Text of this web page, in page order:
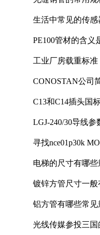
生活中常见的传
PE100管材的含义
工业厂房载重标
CONOSTAN公司
C13和C14插头国
LGJ-240/30导线
寻找nce01p30k
电梯的尺寸有哪些
镀锌方管尺寸一般
铝方管有哪些常见
光线传媒参投三